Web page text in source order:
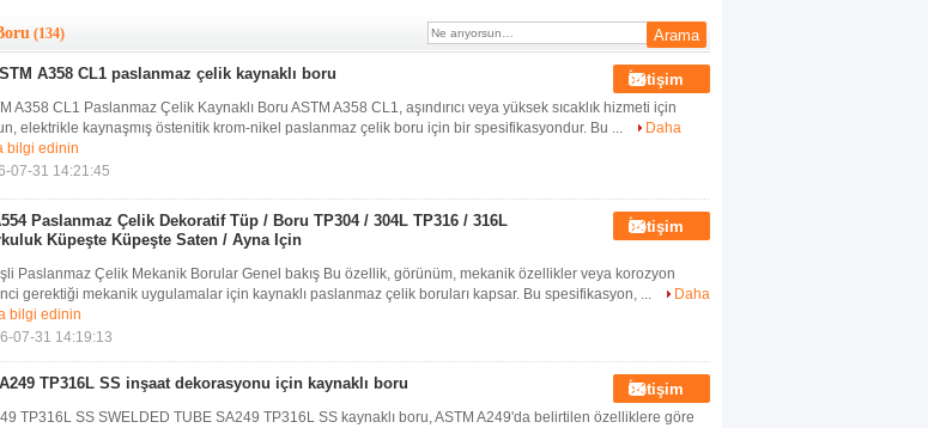
(134)
A358 CL1 paslanmaz çelik kaynaklı boru İletişim
A358 CL1 Paslanmaz Çelik Kaynaklı Boru ASTM A358 CL1, aşındırıcı veya yüksek sıcaklık hizmeti için
elektrikle kaynaşmış östenitik krom-nikel paslanmaz çelik boru için bir spesifikasyondur. Bu ...
Daha
bilgi edinin
07-31 14:21:45
Paslanmaz Çelik Dekoratif Tüp / Boru TP304 / 304L TP316 / 316L
Küpeşte Küpeşte Saten / Ayna Için
İletişim
Paslanmaz Çelik Mekanik Borular Genel bakış Bu özellik, görünüm, mekanik özellikler veya korozyon
gerektiği mekanik uygulamalar için kaynaklı paslanmaz çelik boruları kapsar. Bu spesifikasyon, ...
Daha
bilgi edinin
07-31 14:19:13
TP316L SS inşaat dekorasyonu için kaynaklı boru İletişim
TP316L SS SWELDED TUBE SA249 TP316L SS kaynaklı boru, ASTM A249'da belirtilen özelliklere göre